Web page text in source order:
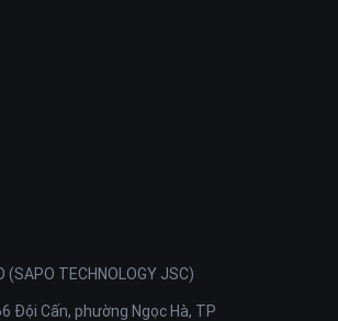
(SAPO TECHNOLOGY JSC)
Đội Cấn, phường Ngọc Hà, TP